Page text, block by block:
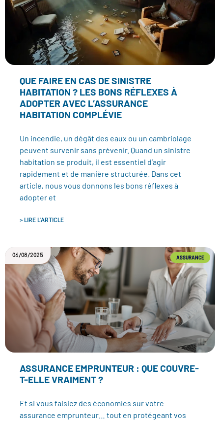
QUE FAIRE EN CAS DE SINISTRE
HABITATION ? LES BONS RÉFLEXES À
ADOPTER AVEC L’ASSURANCE
HABITATION COMPLÉVIE
Un incendie, un dégât des eaux ou un cambriolage
peuvent survenir sans prévenir. Quand un sinistre
habitation se produit, il est essentiel d’agir
rapidement et de manière structurée. Dans cet
article, nous vous donnons les bons réflexes à
adopter et
> LIRE L'ARTICLE
ASSURANCE
ASSURANCE EMPRUNTEUR : QUE COUVRE-
T-ELLE VRAIMENT ?
Et si vous faisiez des économies sur votre
assurance emprunteur… tout en protégeant vos
06/08/2025